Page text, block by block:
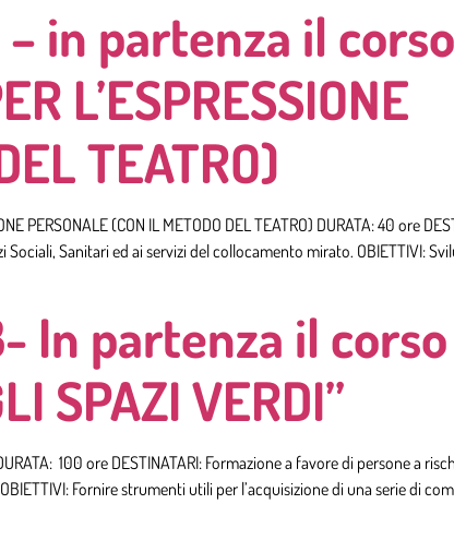
in partenza il corso
L’ESPRESSIONE
TEATRO)
PERSONALE (CON IL METODO DEL TEATRO) DURATA: 40 ore
Sanitari ed ai servizi del collocamento mirato. OBIETTIVI:
In partenza il corso
SPAZI VERDI”
100 ore DESTINATARI: Formazione a favore di persone a
Fornire strumenti utili per l’acquisizione di una serie di